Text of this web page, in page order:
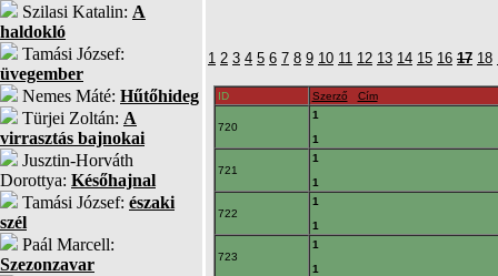
Szilasi Katalin: A
haldokló
Tamási József:
üvegember
Nemes Máté: Hűtőhideg
Türjei Zoltán: A
virrasztás bajnokai
Jusztin-Horváth
Dorottya: Későhajnal
Tamási József: északi
szél
Paál Marcell:
Szezonzavar
1 2 3 4 5 6 7 8 9 10 11 12 13 14 15 16 17 18
ID Szerző Cím
720
1
1
721
1
1
722
1
1
723
1
1